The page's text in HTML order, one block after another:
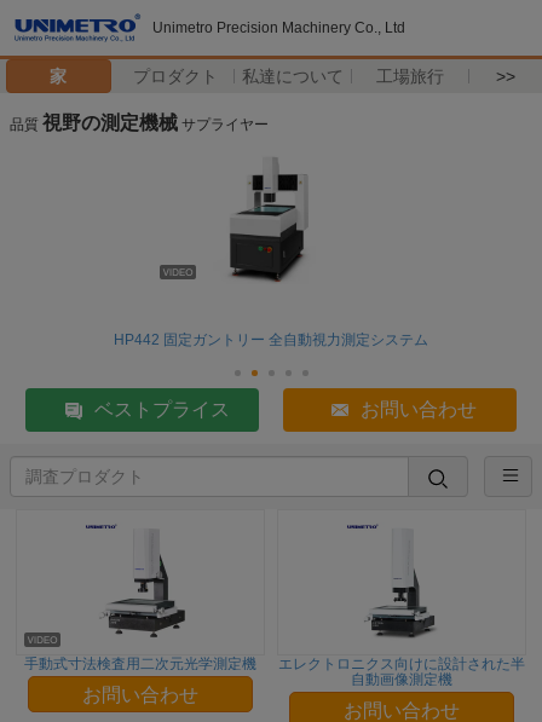
Unimetro Precision Machinery Co., Ltd
家 プロダクト 私達について 工場旅行 >>
品質 視野の測定機械 サプライヤー
HP442 固定ガントリー 全自動視力測定システム
ベストプライス お問い合わせ
手動式寸法検査用二次元光学測定機
お問い合わせ
エレクトロニクス向けに設計された半
自動画像測定機
お問い合わせ